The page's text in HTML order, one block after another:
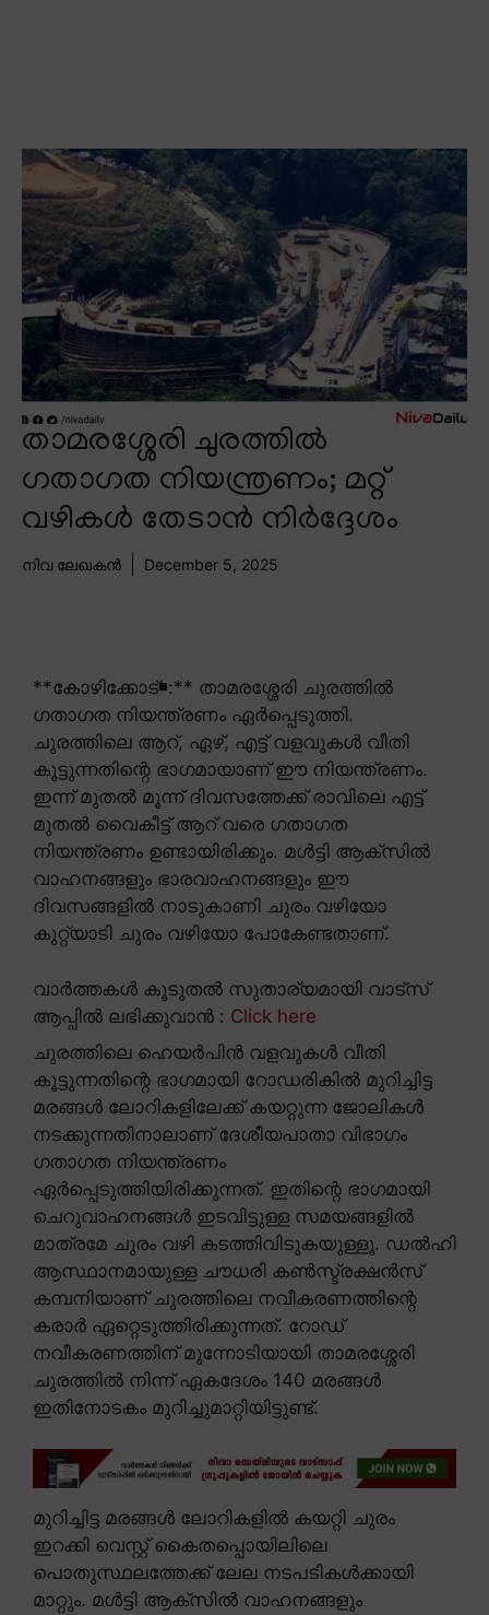
താമരശ്ശേരി ചുരത്തിൽ
ഗതാഗത നിയന്ത്രണം; മറ്റ്
വഴികൾ തേടാൻ നിർദ്ദേശം
നിവ ലേഖകൻ December 5, 2025
**കോഴിക്കോട്◾:** താമരശ്ശേരി ചുരത്തിൽ
ഗതാഗത നിയന്ത്രണം ഏർപ്പെടുത്തി.
ചുരത്തിലെ ആറ്, ഏഴ്, എട്ട് വളവുകൾ വീതി
കൂട്ടുന്നതിന്റെ ഭാഗമായാണ് ഈ നിയന്ത്രണം.
ഇന്ന് മുതൽ മൂന്ന് ദിവസത്തേക്ക് രാവിലെ എട്ട്
മുതൽ വൈകീട്ട് ആറ് വരെ ഗതാഗത
നിയന്ത്രണം ഉണ്ടായിരിക്കും. മൾട്ടി ആക്സിൽ
വാഹനങ്ങളും ഭാരവാഹനങ്ങളും ഈ
ദിവസങ്ങളിൽ നാടുകാണി ചുരം വഴിയോ
കുറ്റ്യാടി ചുരം വഴിയോ പോകേണ്ടതാണ്.
വാർത്തകൾ കൂടുതൽ സുതാര്യമായി വാട്സ്
ആപ്പിൽ ലഭിക്കുവാൻ : Click here
ചുരത്തിലെ ഹെയർപിൻ വളവുകൾ വീതി
കൂട്ടുന്നതിന്റെ ഭാഗമായി റോഡരികിൽ മുറിച്ചിട്ട
മരങ്ങൾ ലോറികളിലേക്ക് കയറ്റുന്ന ജോലികൾ
നടക്കുന്നതിനാലാണ് ദേശീയപാതാ വിഭാഗം
ഗതാഗത നിയന്ത്രണം
ഏർപ്പെടുത്തിയിരിക്കുന്നത്. ഇതിന്റെ ഭാഗമായി
ചെറുവാഹനങ്ങൾ ഇടവിട്ടുള്ള സമയങ്ങളിൽ
മാത്രമേ ചുരം വഴി കടത്തിവിടുകയുള്ളൂ. ഡൽഹി
ആസ്ഥാനമായുള്ള ചൗധരി കൺസ്ട്രക്ഷൻസ്
കമ്പനിയാണ് ചുരത്തിലെ നവീകരണത്തിന്റെ
കരാർ ഏറ്റെടുത്തിരിക്കുന്നത്. റോഡ്
നവീകരണത്തിന് മുന്നോടിയായി താമരശ്ശേരി
ചുരത്തിൽ നിന്ന് ഏകദേശം 140 മരങ്ങൾ
ഇതിനോടകം മുറിച്ചുമാറ്റിയിട്ടുണ്ട്.
മുറിച്ചിട്ട മരങ്ങൾ ലോറികളിൽ കയറ്റി ചുരം
ഇറക്കി വെസ്റ്റ് കൈതപ്പൊയിലിലെ
പൊതുസ്ഥലത്തേക്ക് ലേല നടപടികൾക്കായി
മാറ്റും. മൾട്ടി ആക്സിൽ വാഹനങ്ങളും